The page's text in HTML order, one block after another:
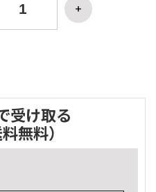
受け取る
料無料）